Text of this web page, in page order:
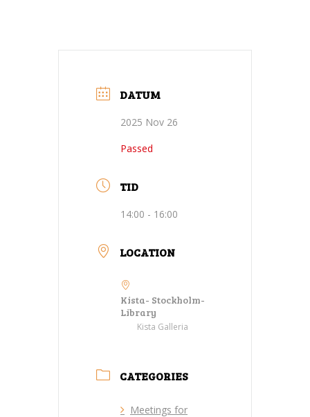
DATUM
2025 Nov 26
Passed
TID
14:00 - 16:00
LOCATION
Kista- Stockholm-
Library
Kista Galleria
CATEGORIES
Meetings for